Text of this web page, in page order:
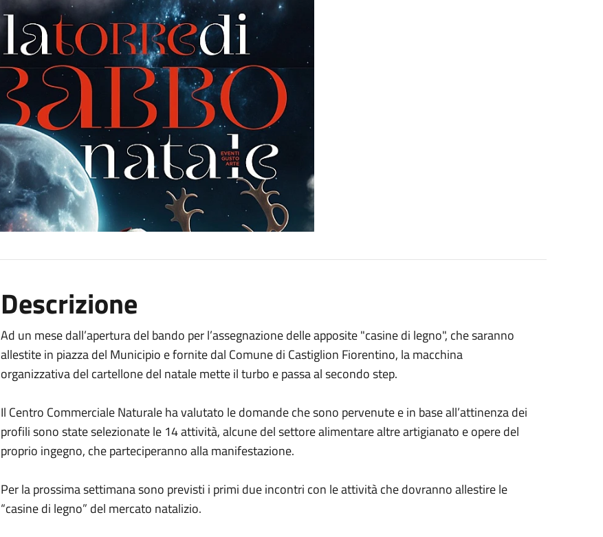
Descrizione
Ad un mese dall’apertura del bando per l’assegnazione delle apposite "casine di legno", che saranno
allestite in piazza del Municipio e fornite dal Comune di Castiglion Fiorentino, la macchina
organizzativa del cartellone del natale mette il turbo e passa al secondo step.
Il Centro Commerciale Naturale ha valutato le domande che sono pervenute e in base all’attinenza dei
profili sono state selezionate le 14 attività, alcune del settore alimentare altre artigianato e opere del
proprio ingegno, che parteciperanno alla manifestazione.
Per la prossima settimana sono previsti i primi due incontri con le attività che dovranno allestire le
“casine di legno” del mercato natalizio.